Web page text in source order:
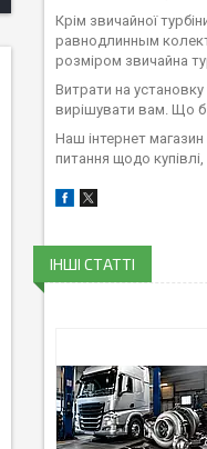
Крім звичайної
равнодлинным
розміром звичайна
Витрати на установку
вирішувати вам. Що б
Наш інтернет
питання щодо
ІНШІ СТАТТІ